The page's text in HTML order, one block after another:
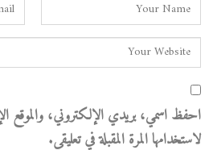
احفظ اسمي، بريدي الإلكتروني، والموقع
لاستخدامها المرة المقبلة في تعليقي.